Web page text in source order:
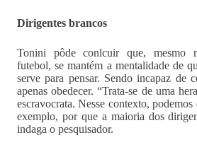
Dirigentes brancos
Tonini pôde conlcuir que, mesmo
futebol, se mantém a mentalidade de
serve para pensar. Sendo incapaz de
apenas obedecer. “Trata-se de uma
escravocrata. Nesse contexto,
exemplo, por que a maioria dos
indaga o pesquisador.